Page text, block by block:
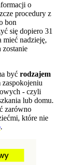
o
procedury z
bon
się dopiero 31
mieć nadzieję,
zostanie
byćrodzajem
zaspokojeniu
- czyli
lub domu.
zarówno
które nie
.